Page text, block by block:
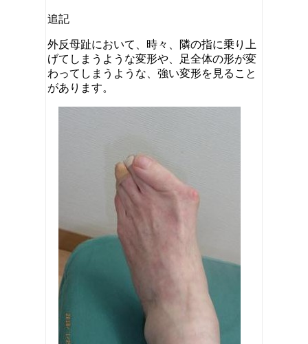
追記
外反母趾において、時々、隣の指に乗り上
げてしまうような変形や、足全体の形が変
わってしまうような、強い変形を見ること
があります。